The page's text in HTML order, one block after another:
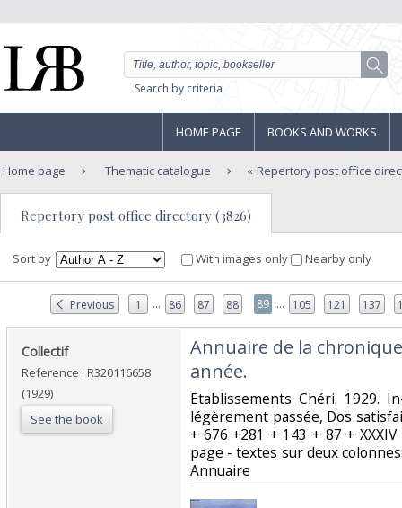
Search by criteria
HOME PAGE BOOKS AND WORKS
Home page Thematic catalogue Repertory post office
Repertory post office directory (3826)
Sort by With images only Nearby only
Previous 1 ... 86 87 88 89 ... 105 121 137
‎Collectif‎
Reference : R320116658
(1929)
See the book
‎Annuaire de la
année.‎
‎Etablissements Chéri. 1929.
légèrement passée, Dos
+ 676 +281 + 143 + 87 +
page - textes sur deux
Annuaire‎